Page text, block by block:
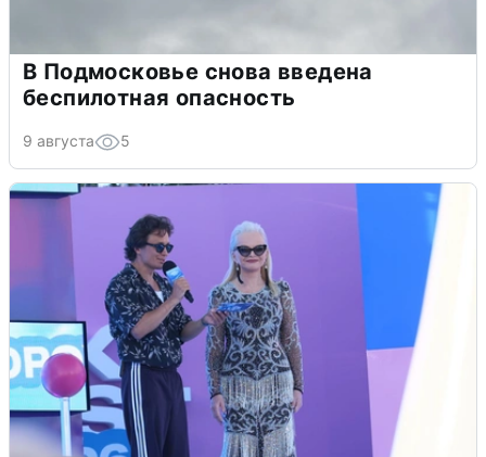
В Подмосковье снова введена
беспилотная опасность
9 августа 5